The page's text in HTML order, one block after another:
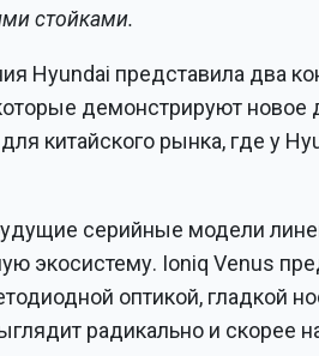
стойками.
Hyundai представила два
демонстрируют новое
китайского рынка, где у
серийные модели
экосистему. Ioniq Venus
оптикой, гладкой
радикально и скорее